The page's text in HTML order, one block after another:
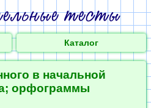
Каталог
в начальной
орфограммы